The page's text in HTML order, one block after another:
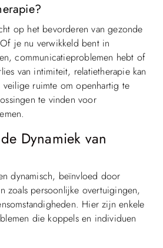
op het bevorderen van gezonde
je nu verwikkeld bent in
communicatieproblemen hebt of
van intimiteit, relatietherapie kan
ruimte om openhartig te
te vinden voor
Dynamiek van
dynamisch, beïnvloed door
zoals persoonlijke overtuigingen,
Hier zijn enkele
die koppels en individuen